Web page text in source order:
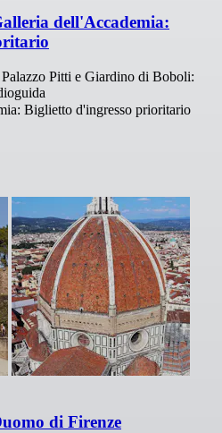
dell'Accademia:
Pitti e Giardino di Boboli:
Biglietto d'ingresso prioritario
di Firenze